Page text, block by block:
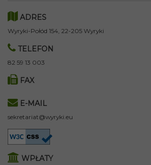
ADRES
Wyryki-Połód 154, 22-205 Wyryki
TELEFON
82 59 13 003
FAX
E-MAIL
sekretariat@wyryki.eu
WPŁATY